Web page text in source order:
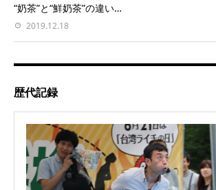
“奶茶”と“鮮奶茶”の違い…
2019.12.18
歴代記録